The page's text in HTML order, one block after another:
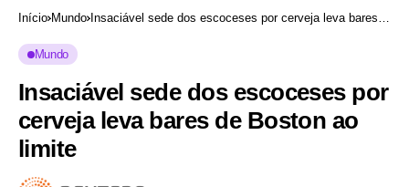
Início Mundo Insaciável sede dos escoceses por cerveja leva bares
Mundo
Insaciável sede dos escoceses por
cerveja leva bares de Boston ao
limite